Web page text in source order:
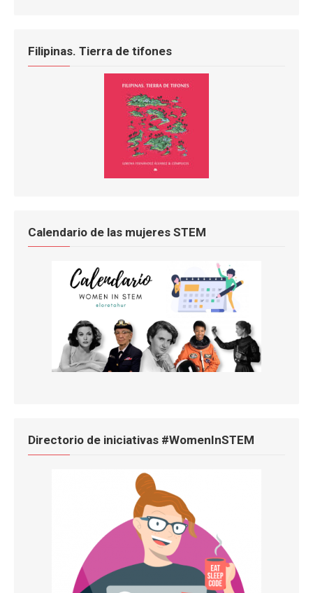
Filipinas. Tierra de tifones
Calendario de las mujeres STEM
Directorio de iniciativas #WomenInSTEM